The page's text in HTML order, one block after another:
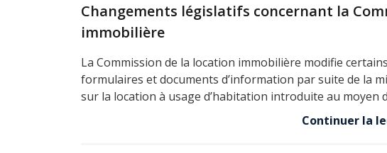
Changements législatifs concernant la
immobilière
La Commission de la location immobilière modifie
formulaires et documents d’information par suite de la
sur la location à usage d’habitation introduite au moyen
Continuer la